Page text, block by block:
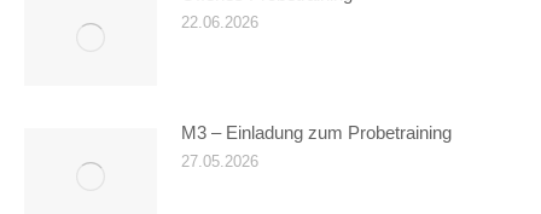
22.06.2026
M3 – Einladung zum Probetraining
27.05.2026